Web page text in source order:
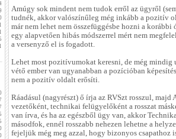
Amúgy sok mindent nem tudok erről az ügyről
tudnék, akkor valószínűleg még inkább a pozitív
már nem lehet nem összefüggésbe hozni a
egy alapvetően hibás módszerrel mért nem
a versenyző el is fogadott.
Lehet most pozitívumokat keresni, de még mindig
vétő ember van ugyanabban a pozícióban
nem a pozitív oldalt erősíti.
Ráadásul (nagyrészt) ő írja az RVSzt rosszul,
vezetőként, technikai felügyelőként a rosszat
van írva, és ha az egészből ügy van, akkor
másodfok, ennél rosszabb nehezen lehetne a
fejeljük még meg azzal, hogy bizonyos csapathoz